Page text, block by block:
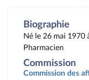
Biographie
Né le 26 mai 1970
Pharmacien
Commission
Commission des